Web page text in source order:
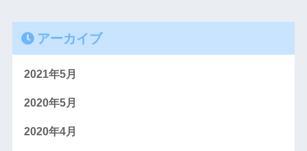
アーカイブ
2021年5月
2020年5月
2020年4月